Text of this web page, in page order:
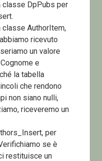
classe DpPubs per
classe AuthorItem,
ricevuto
un valore
e
la tabella
che rendono
non siano nulli,
riceveremo un
per
se è
restituisce un